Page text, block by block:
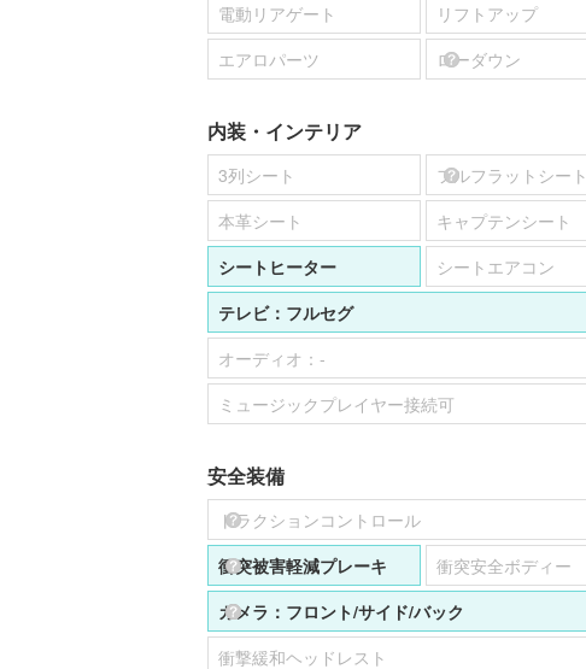
電動リアゲート
リフトアップ
エアロパーツ
ローダウン
内装・インテリア
3列シート フルフラットシート
本革シート
キャプテンシート
シートヒーター
シートエアコン
テレビ： フルセグ
オーディオ： -
ミュージックプレイヤー接続可
安全装備
トラクションコントロール
衝突被害軽減プレーキ
衝突安全ボディー
カメラ： フロント サイド バック
衝撃緩和ヘッドレスト